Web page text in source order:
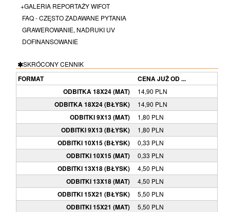
+GALERIA REPORTAŻY WIFOT
FAQ - CZĘSTO ZADAWANE PYTANIA
GRAWEROWANIE, NADRUKI UV
DOFINANSOWANIE
SKRÓCONY CENNIK
FORMAT
CENA JUŻ OD ...
ODBITKA 18X24 (MAT)
14,90 PLN
ODBITKA 18X24 (BŁYSK) 14,90 PLN
ODBITKI 9X13 (MAT) 1,80 PLN
ODBITKI 9X13 (BŁYSK) 1,80 PLN
ODBITKI 10X15 (BŁYSK) 0,33 PLN
ODBITKI 10X15 (MAT) 0,33 PLN
ODBITKI 13X18 (BŁYSK) 4,50 PLN
ODBITKI 13X18 (MAT) 4,50 PLN
ODBITKI 15X21 (BŁYSK) 5,50 PLN
ODBITKI 15X21 (MAT) 5,50 PLN